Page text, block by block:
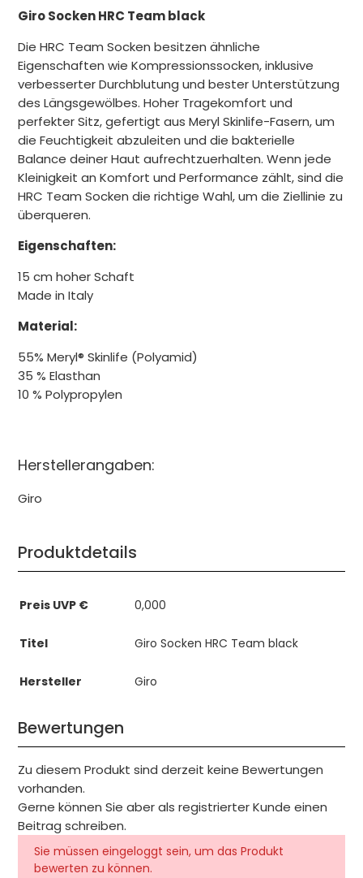
Giro Socken HRC Team black
Die HRC Team Socken besitzen ähnliche
Eigenschaften wie Kompressionssocken, inklusive
verbesserter Durchblutung und bester Unterstützung
des Längsgewölbes. Hoher Tragekomfort und
perfekter Sitz, gefertigt aus Meryl Skinlife-Fasern, um
die Feuchtigkeit abzuleiten und die bakterielle
Balance deiner Haut aufrechtzuerhalten. Wenn jede
Kleinigkeit an Komfort und Performance zählt, sind die
HRC Team Socken die richtige Wahl, um die Ziellinie zu
überqueren.
Eigenschaften:
15 cm hoher Schaft
Made in Italy
Material:
55% Meryl® Skinlife (Polyamid)
35 % Elasthan
10 % Polypropylen
Herstellerangaben:
Giro
Produktdetails
Preis UVP € 0,000
Titel Giro Socken HRC Team black
Hersteller Giro
Bewertungen
Zu diesem Produkt sind derzeit keine Bewertungen
vorhanden.
Gerne können Sie aber als registrierter Kunde einen
Beitrag schreiben.
Sie müssen eingeloggt sein, um das Produkt
bewerten zu können.